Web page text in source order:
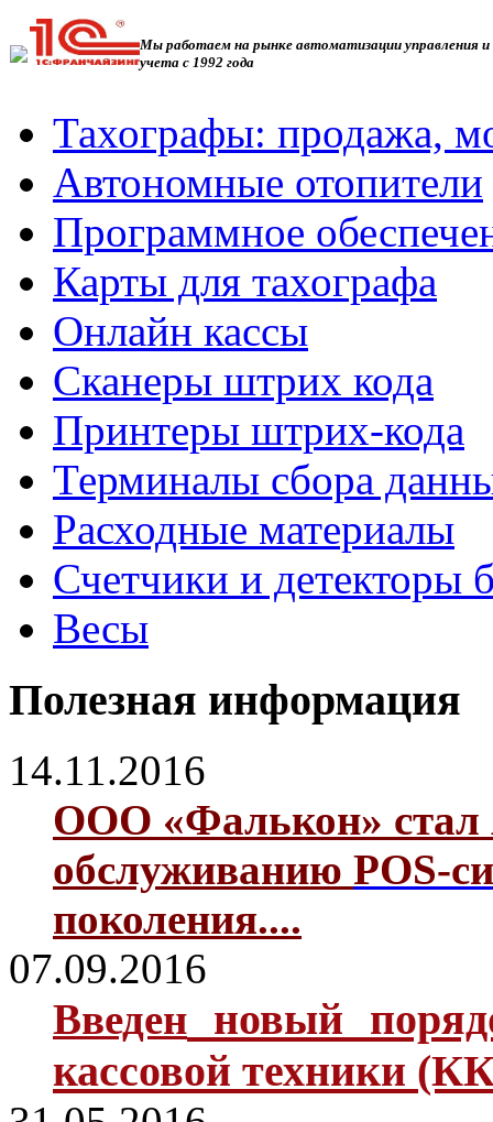
Мы работаем на рынке автоматизации управления и
учета с 1992 года
Тахографы: продажа,
Автономные отопители
Программное
Карты для тахографа
Онлайн кассы
Сканеры штрих кода
Принтеры штрих-кода
Терминалы сбора
Расходные материалы
Счетчики и детекторы
Весы
Полезная информация
14.11.2016
ООО «Фалькон»
обслуживанию POS-
поколения....
07.09.2016
Введен новый
кассовой техники